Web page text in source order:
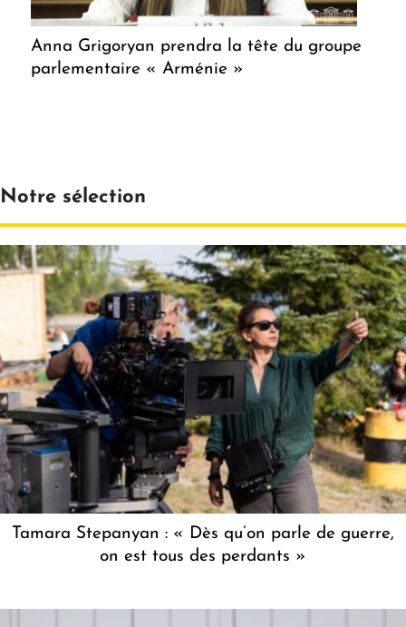
Anna Grigoryan prendra la tête du groupe
parlementaire « Arménie »
Notre sélection
Tamara Stepanyan : « Dès qu’on parle de guerre,
on est tous des perdants »